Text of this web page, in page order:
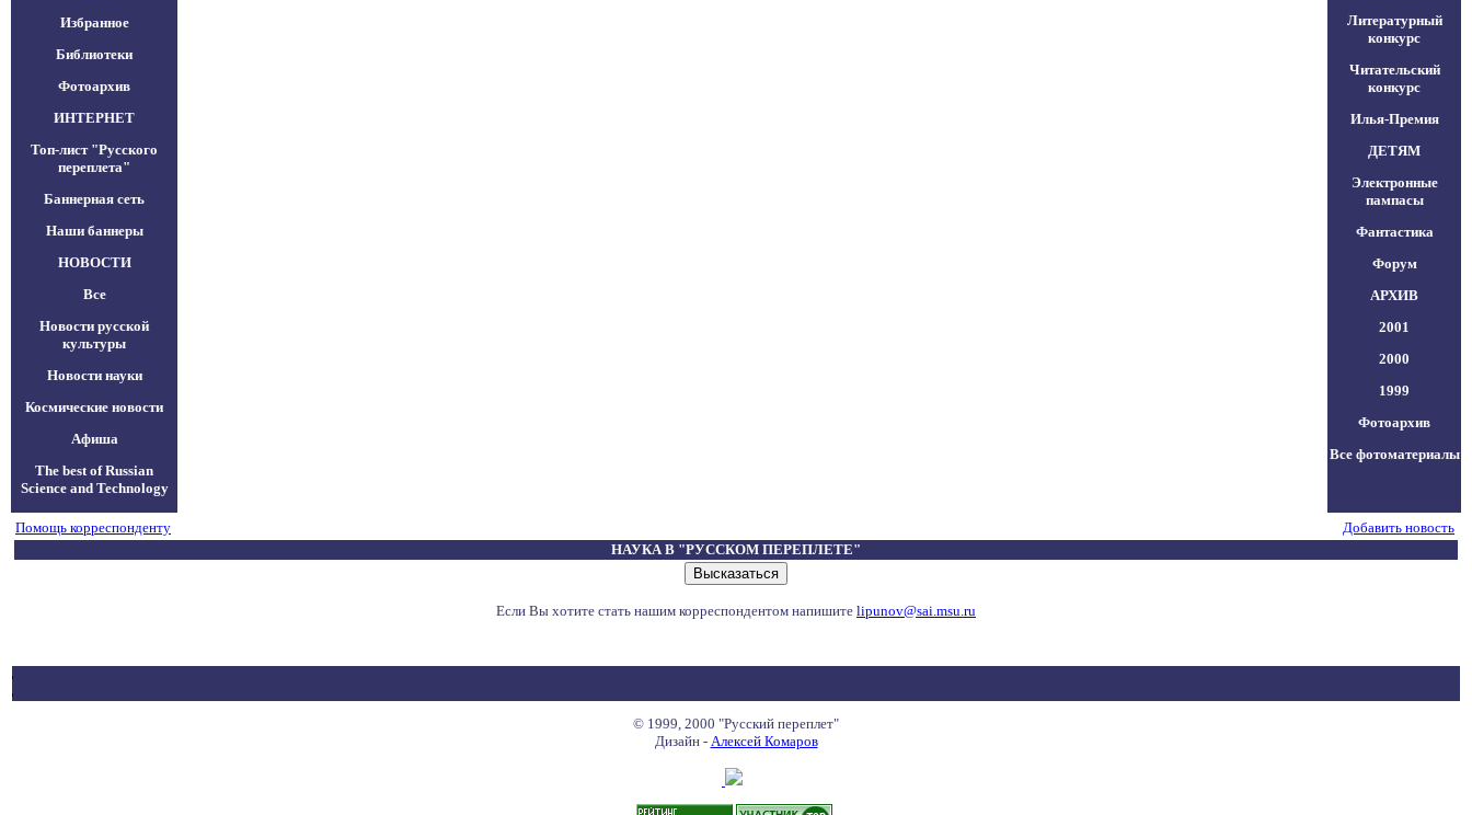
Избранное
Библиотеки
Фотоархив
ИНТЕРНЕТ
Топ-лист "Русского
переплета"
Баннерная сеть
Наши баннеры
НОВОСТИ
Все
Новости русской
культуры
Новости науки
Космические новости
Афиша
The best of Russian
Science and Technology
Литературный
конкурс
Читательский
конкурс
Илья-Премия
ДЕТЯМ
Электронные
пампасы
Фантастика
Форум
АРХИВ
2001
2000
1999
Фотоархив
Все фотоматериалы
Помощь корреспонденту
Добавить новость
НАУКА В "РУССКОМ ПЕРЕПЛЕТЕ"
Если Вы хотите стать нашим корреспондентом напишите lipunov@sai.msu.ru
© 1999, 2000 "Русский переплет"
Дизайн - Алексей Комаров